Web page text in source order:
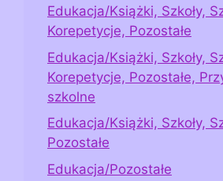
Edukacja/Książki, Szkoły,
Korepetycje, Pozostałe
Edukacja/Książki, Szkoły,
Korepetycje, Pozostałe,
szkolne
Edukacja/Książki, Szkoły,
Pozostałe
Edukacja/Pozostałe